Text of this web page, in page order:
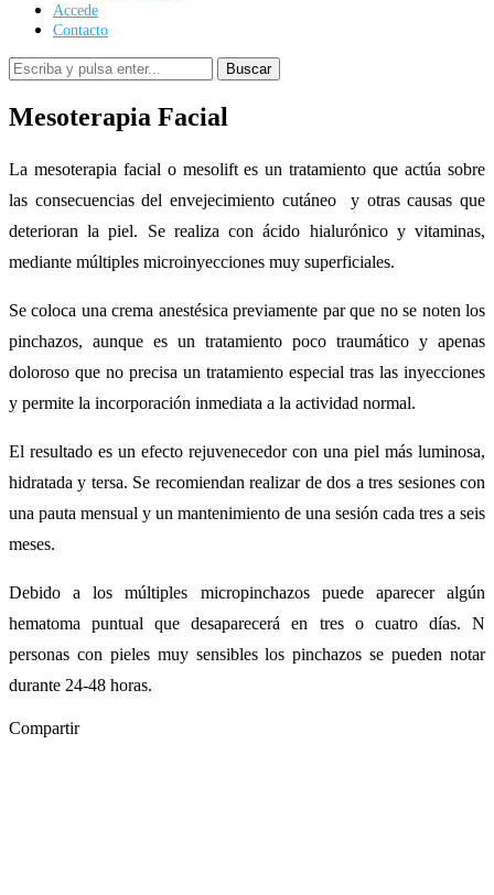
Accede
Contacto
Buscar
Mesoterapia Facial
La mesoterapia facial o mesolift es un tratamiento que actúa sobre
las consecuencias del envejecimiento cutáneo y otras causas que
deterioran la piel. Se realiza con ácido hialurónico y vitaminas,
mediante múltiples microinyecciones muy superficiales.
Se coloca una crema anestésica previamente par que no se noten los
pinchazos, aunque es un tratamiento poco traumático y apenas
doloroso que no precisa un tratamiento especial tras las inyecciones
y permite la incorporación inmediata a la actividad normal.
El resultado es un efecto rejuvenecedor con una piel más luminosa,
hidratada y tersa. Se recomiendan realizar de dos a tres sesiones con
una pauta mensual y un mantenimiento de una sesión cada tres a seis
meses.
Debido a los múltiples micropinchazos puede aparecer algún
hematoma puntual que desaparecerá en tres o cuatro días. N
personas con pieles muy sensibles los pinchazos se pueden notar
durante 24-48 horas.
Compartir